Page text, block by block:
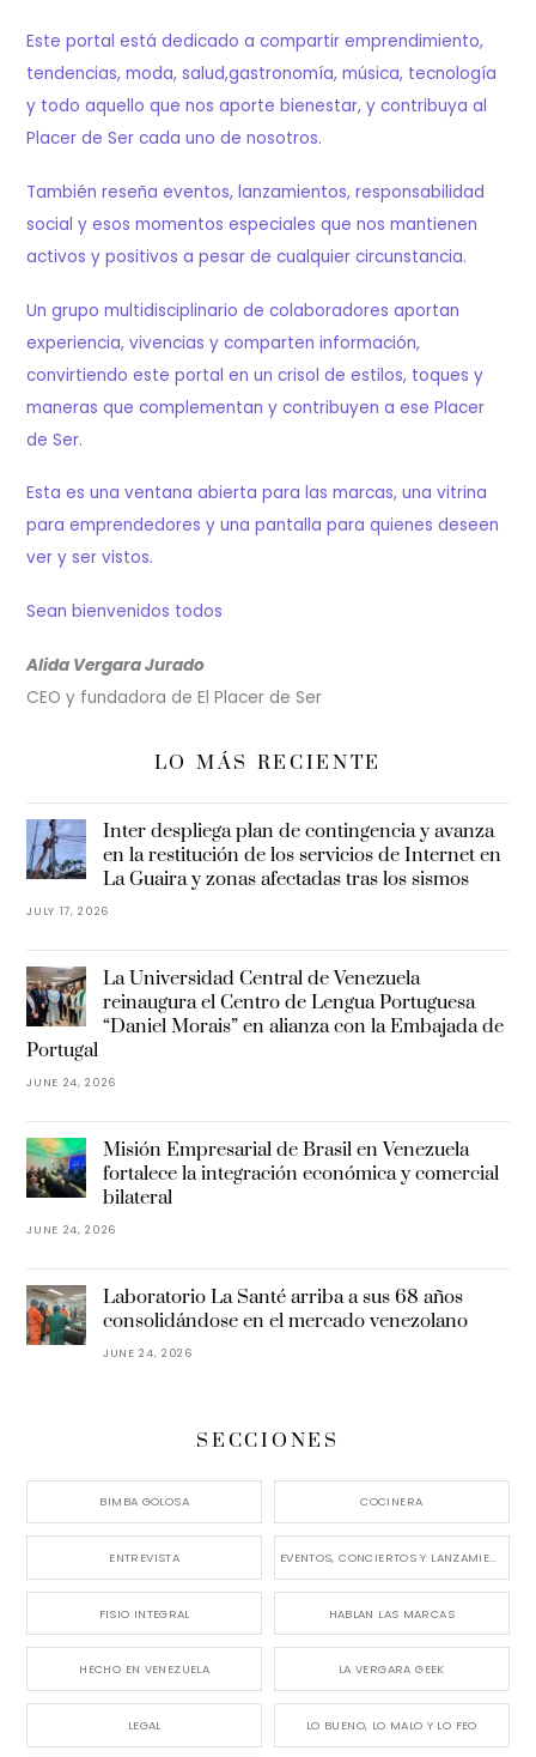
Este portal está dedicado a compartir emprendimiento,
tendencias, moda, salud,gastronomía, música, tecnología
y todo aquello que nos aporte bienestar, y contribuya al
Placer de Ser cada uno de nosotros.
También reseña eventos, lanzamientos, responsabilidad
social y esos momentos especiales que nos mantienen
activos y positivos a pesar de cualquier circunstancia.
Un grupo multidisciplinario de colaboradores aportan
experiencia, vivencias y comparten información,
convirtiendo este portal en un crisol de estilos, toques y
maneras que complementan y contribuyen a ese Placer
de Ser.
Esta es una ventana abierta para las marcas, una vitrina
para emprendedores y una pantalla para quienes deseen
ver y ser vistos.
Sean bienvenidos todos
Alida Vergara Jurado
CEO y fundadora de El Placer de Ser
LO MÁS RECIENTE
Inter despliega plan de contingencia y avanza
en la restitución de los servicios de Internet en
La Guaira y zonas afectadas tras los sismos
JULY 17, 2026
La Universidad Central de Venezuela
reinaugura el Centro de Lengua Portuguesa
“Daniel Morais” en alianza con la Embajada de
Portugal
JUNE 24, 2026
Misión Empresarial de Brasil en Venezuela
fortalece la integración económica y comercial
bilateral
JUNE 24, 2026
Laboratorio La Santé arriba a sus 68 años
consolidándose en el mercado venezolano
JUNE 24, 2026
SECCIONES
BIMBA GOLOSA COCINERA
ENTREVISTA EVENTOS, CONCIERTOS Y LANZAMIENTOS
FISIO INTEGRAL HABLAN LAS MARCAS
HECHO EN VENEZUELA LA VERGARA GEEK
LEGAL LO BUENO, LO MALO Y LO FEO